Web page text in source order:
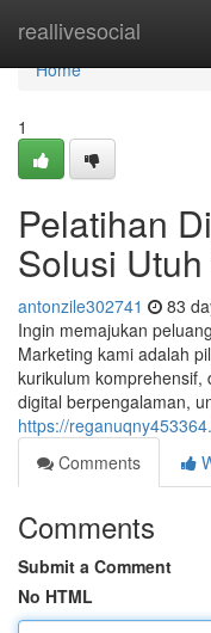
reallivesocial
Home
Home
1
Pelatihan
Solusi
antonzile302741 83
Ingin memajukan
Marketing kami adalah
kurikulum komprehensif,
digital berpengalaman,
https://
Comments
Comments
Submit a Comment
No HTML